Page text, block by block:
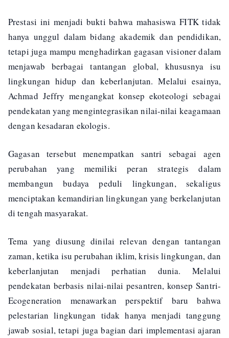
Prestasi ini menjadi bukti bahwa mahasiswa FITK tidak
hanya unggul dalam bidang akademik dan pendidikan,
tetapi juga mampu menghadirkan gagasan visioner dalam
menjawab berbagai tantangan global, khususnya isu
lingkungan hidup dan keberlanjutan. Melalui esainya,
Achmad Jeffry mengangkat konsep ekoteologi sebagai
pendekatan yang mengintegrasikan nilai-nilai keagamaan
dengan kesadaran ekologis.
Gagasan tersebut menempatkan santri sebagai agen
perubahan yang memiliki peran strategis dalam
membangun budaya peduli lingkungan, sekaligus
menciptakan kemandirian lingkungan yang berkelanjutan
di tengah masyarakat.
Tema yang diusung dinilai relevan dengan tantangan
zaman, ketika isu perubahan iklim, krisis lingkungan, dan
keberlanjutan menjadi perhatian dunia. Melalui
pendekatan berbasis nilai-nilai pesantren, konsep Santri-
Ecogeneration menawarkan perspektif baru bahwa
pelestarian lingkungan tidak hanya menjadi tanggung
jawab sosial, tetapi juga bagian dari implementasi ajaran